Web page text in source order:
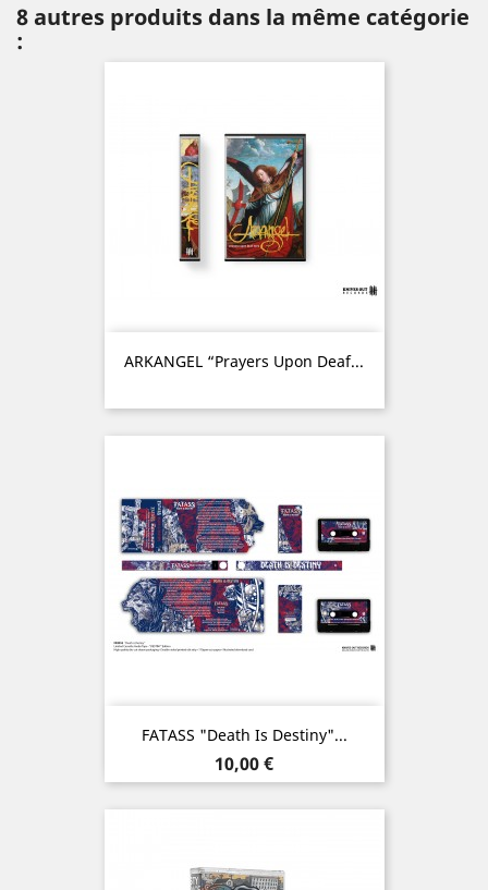
8 autres produits dans la même catégorie
:
ARKANGEL “Prayers Upon Deaf...
FATASS "Death Is Destiny"...
Prix
10,00 €